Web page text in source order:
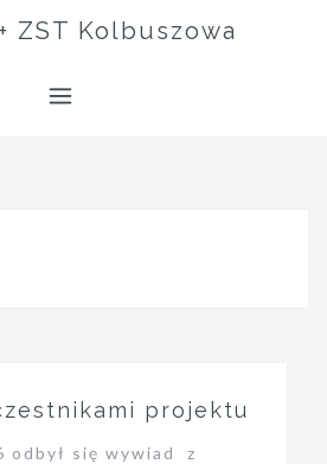
ZST Kolbuszowa
projektu
odbył się wywiad z